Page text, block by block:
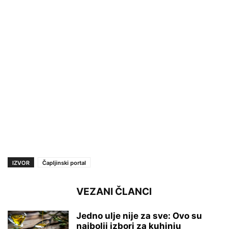
IZVOR Čapljinski portal
VEZANI ČLANCI
Jedno ulje nije za sve: Ovo su
najbolji izbori za kuhinju